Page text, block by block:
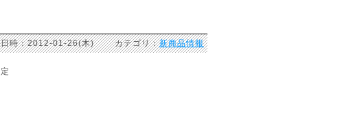
日時：2012-01-26(木) カテゴリ：新商品情報